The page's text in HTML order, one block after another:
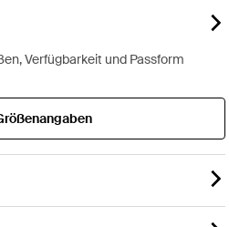
Verfügbarkeit und Passform